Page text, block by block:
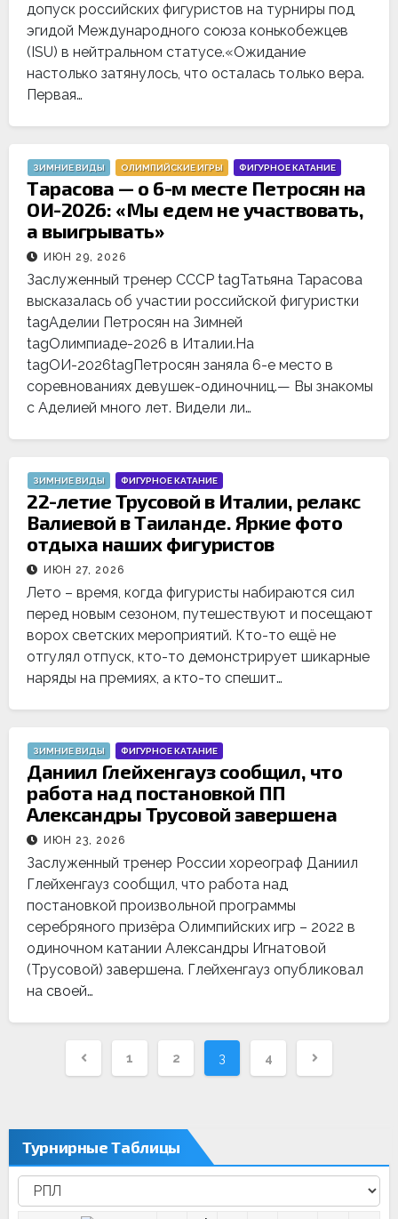
допуск российских фигуристов на турниры под
эгидой Международного союза конькобежцев
(ISU) в нейтральном статусе.«Ожидание
настолько затянулось, что осталась только вера.
Первая…
ЗИМНИЕ ВИДЫ ОЛИМПИЙСКИЕ ИГРЫ ФИГУРНОЕ КАТАНИЕ
Тарасова — о 6-м месте Петросян на
ОИ-2026: «Мы едем не участвовать,
а выигрывать»
ИЮН 29, 2026
Заслуженный тренер СССР tagТатьяна Тарасова
высказалась об участии российской фигуристки
tagАделии Петросян на Зимней
tagОлимпиаде-2026 в Италии.На
tagОИ-2026tagПетросян заняла 6-е место в
соревнованиях девушек-одиночниц.— Вы знакомы
с Аделией много лет. Видели ли…
ЗИМНИЕ ВИДЫ ФИГУРНОЕ КАТАНИЕ
22-летие Трусовой в Италии, релакс
Валиевой в Таиланде. Яркие фото
отдыха наших фигуристов
ИЮН 27, 2026
Лето – время, когда фигуристы набираются сил
перед новым сезоном, путешествуют и посещают
ворох светских мероприятий. Кто-то ещё не
отгулял отпуск, кто-то демонстрирует шикарные
наряды на премиях, а кто-то спешит…
ЗИМНИЕ ВИДЫ ФИГУРНОЕ КАТАНИЕ
Даниил Глейхенгауз сообщил, что
работа над постановкой ПП
Александры Трусовой завершена
ИЮН 23, 2026
Заслуженный тренер России хореограф Даниил
Глейхенгауз сообщил, что работа над
постановкой произвольной программы
серебряного призёра Олимпийских игр – 2022 в
одиночном катании Александры Игнатовой
(Трусовой) завершена. Глейхенгауз опубликовал
на своей…
Навигация
по
1 2 3 4
Турнирные Таблицы